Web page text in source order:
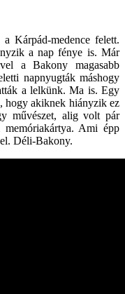
Kárpád-medence felett.
a nap fénye is. Már
a Bakony magasabb
napnyugták máshogy
a lelkünk. Ma is. Egy
hogy akiknek hiányzik ez
művészet, alig volt pár
Ami épp
Déli-Bakony.